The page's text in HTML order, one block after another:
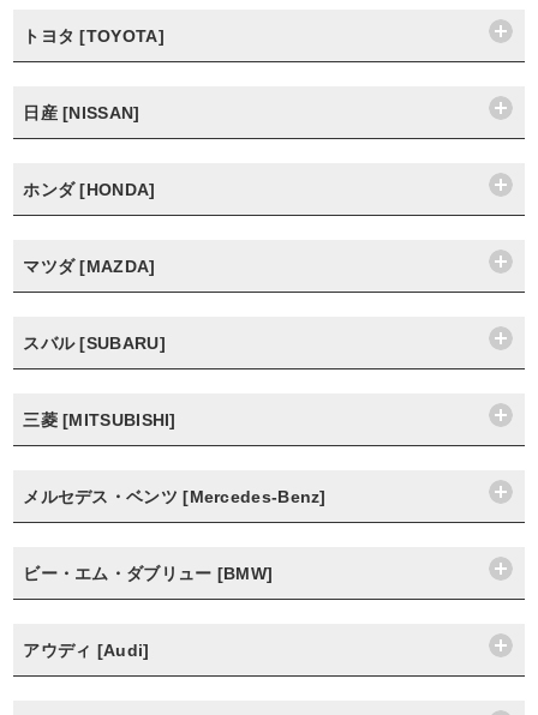
トヨタ [TOYOTA]
日産 [NISSAN]
ホンダ [HONDA]
マツダ [MAZDA]
スバル [SUBARU]
三菱 [MITSUBISHI]
メルセデス・ベンツ [Mercedes-Benz]
ビー・エム・ダブリュー [BMW]
アウディ [Audi]